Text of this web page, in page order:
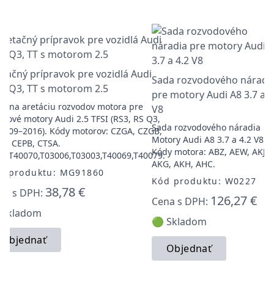
prípravok pre vozidlá Audi
Q3, TT s motorom 2.5
na aretáciu rozvodov motora pre
motory Audi 2.5 TFSI (RS3, RS Q3,
Kódy motorov: CZGA, CZGB,
CEPB, CTSA.
produktu: MG91860
s DPH: 38,78 €
Objednať
Sada rozvodového
pre motory Audi A8 3.7 a
V8
Sada rozvodového náradia
Motory Audi A8 3.7 a 4.2 V8.
Kódy motora: ABZ, AEW, AKJ,
AKG, AKH, AHC.
Kód produktu: W0227
Cena s DPH: 126,27 €
🟢 Skladom
Objednať